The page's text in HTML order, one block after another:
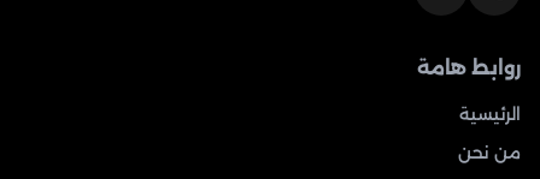
روابط هامة
الرئيسية
من نحن